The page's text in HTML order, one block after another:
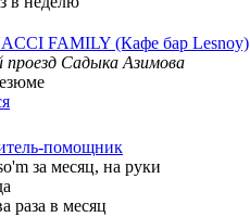
FAMILY (Кафе бар Lesnoy)
проезд Садыка Азимова
помощник
за месяц, на руки
раза в месяц